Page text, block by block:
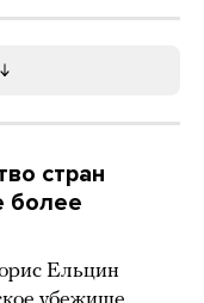
стран
более
Ельцин